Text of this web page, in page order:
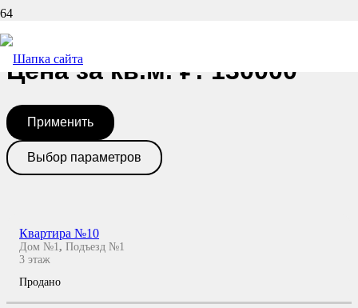
Цена за кв.м. ₽: 130000
Применить
Выбор параметров
Квартира №10
Дом №1, Подъезд №1
3 этаж
Продано